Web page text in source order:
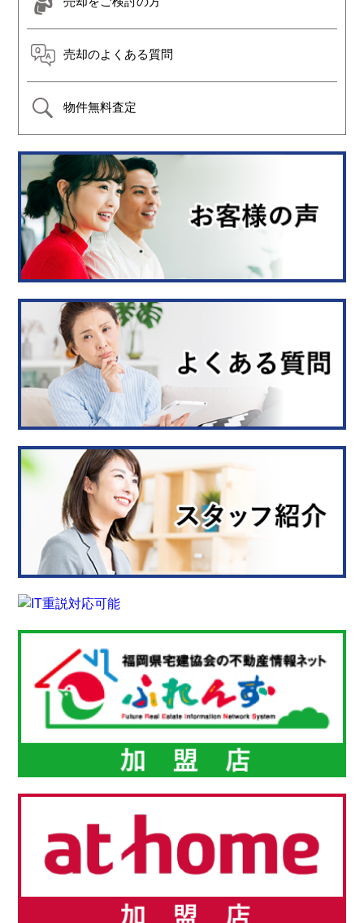
売却のよくある質問
物件無料査定